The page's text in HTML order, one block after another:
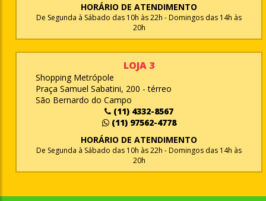
HORÁRIO DE ATENDIMENTO
De Segunda à Sábado das 10h às 22h - Domingos das 14h às
20h
LOJA 3
Shopping Metrópole
Praça Samuel Sabatini, 200 - térreo
São Bernardo do Campo
(11) 4332-8567
(11) 97562-4778
HORÁRIO DE ATENDIMENTO
De Segunda à Sábado das 10h às 22h - Domingos das 14h às
20h